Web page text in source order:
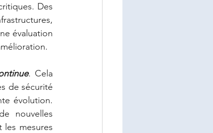
Des
évaluation
. Cela
de sécurité
évolution.
nouvelles
mesures